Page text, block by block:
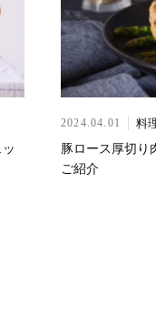
2024.04.01
料
豚ロース厚切り
ご紹介